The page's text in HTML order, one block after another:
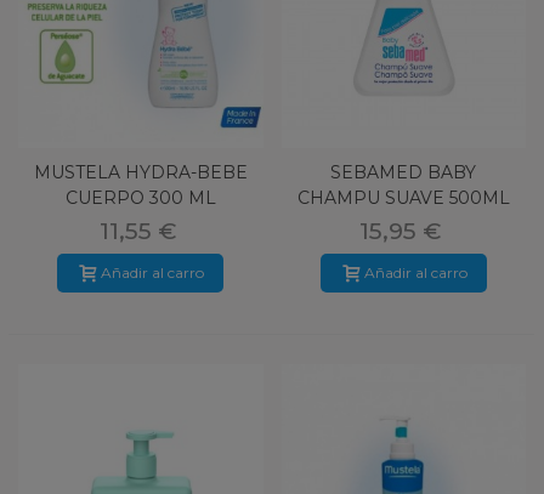
MUSTELA HYDRA-BEBE
CUERPO 300 ML
11,55 €
Añadir al carro
SEBAMED BABY
CHAMPU SUAVE 500ML
15,95 €
Añadir al carro